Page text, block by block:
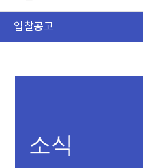
입찰공고
소식